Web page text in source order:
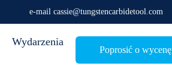
e-mail cassie@tungstencarbidetool.com
Wydarzenia
Poprosić o wycenę